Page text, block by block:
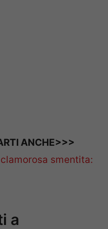
ANCHE>>>
smentita:
a